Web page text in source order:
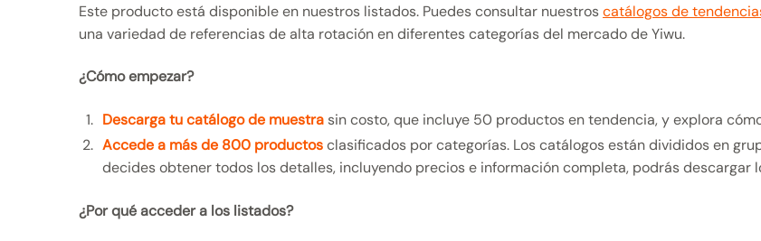
Este producto está disponible en nuestros listados. Puedes consultar nuestroscatálogos de
una variedad de referencias de alta rotación en diferentes categorías del mercado de Yiwu.
¿Cómo empezar?
Descarga tu catálogo de muestra sin costo, que incluye 50 productos en tendencia, y explora
Accede a más de 800 productosclasificados por categorías. Los catálogos están divididos en
decides obtener todos los detalles, incluyendo precios e información completa, podrás descargar
¿Por qué acceder a los listados?